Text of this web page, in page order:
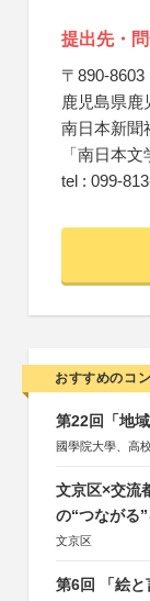
提出先・
〒890-8603
鹿児島県鹿
南日本新聞
「南日本
tel : 099-
おすすめのコ
第22回「地
國學院大學、高
文京区×交流
の“つながる
文京区
第6回 「絵と